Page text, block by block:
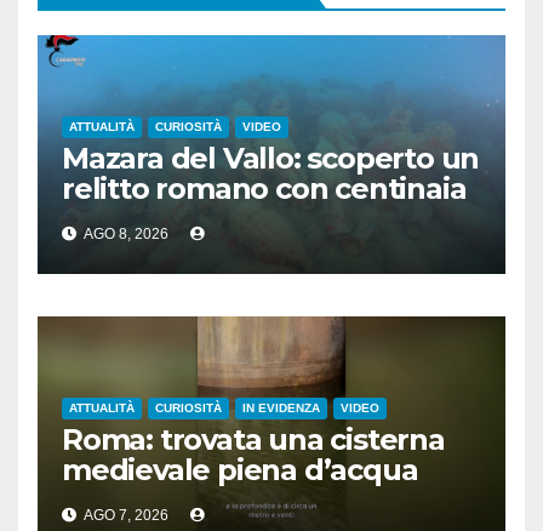
ATTUALITÀ CURIOSITÀ VIDEO
Mazara del Vallo: scoperto un
relitto romano con centinaia
di anfore
AGO 8, 2026
ATTUALITÀ CURIOSITÀ IN EVIDENZA VIDEO
Roma: trovata una cisterna
medievale piena d’acqua
sotto la Camera dei Deputati
AGO 7, 2026